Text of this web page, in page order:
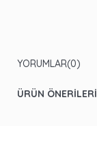
YORUMLAR(0)
ÜRÜN ÖNERILERI